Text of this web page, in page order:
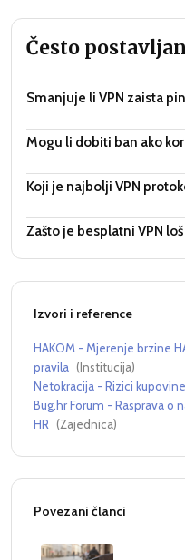
Često
Smanjuje li VPN zaista
Mogu li dobiti ban ako
Koji je najbolji VPN
Zašto je besplatni VPN
Izvori i reference
HAKOM - Mjerenje brzine
pravila (Institucija)
Netokracija - Rizici
Bug.hr Forum - Rasprava o
HR (Zajednica)
Povezani članci